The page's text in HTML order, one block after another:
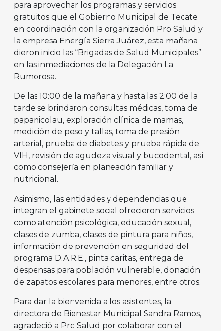
para aprovechar los programas y servicios
gratuitos que el Gobierno Municipal de Tecate
en coordinación con la organización Pro Salud y
la empresa Energía Sierra Juárez, esta mañana
dieron inicio las “Brigadas de Salud Municipales”
en las inmediaciones de la Delegación La
Rumorosa.
De las 10:00 de la mañana y hasta las 2:00 de la
tarde se brindaron consultas médicas, toma de
papanicolau, exploración clínica de mamas,
medición de peso y tallas, toma de presión
arterial, prueba de diabetes y prueba rápida de
VIH, revisión de agudeza visual y bucodental, así
como consejería en planeación familiar y
nutricional.
Asimismo, las entidades y dependencias que
integran el gabinete social ofrecieron servicios
como atención psicológica, educación sexual,
clases de zumba, clases de pintura para niños,
información de prevención en seguridad del
programa D.A.R.E., pinta caritas, entrega de
despensas para población vulnerable, donación
de zapatos escolares para menores, entre otros.
Para dar la bienvenida a los asistentes, la
directora de Bienestar Municipal Sandra Ramos,
agradeció a Pro Salud por colaborar con el